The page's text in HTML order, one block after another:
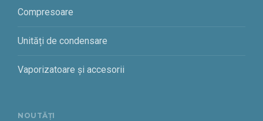
Compresoare
Unități de condensare
Vaporizatoare și accesorii
NOUTĂȚI